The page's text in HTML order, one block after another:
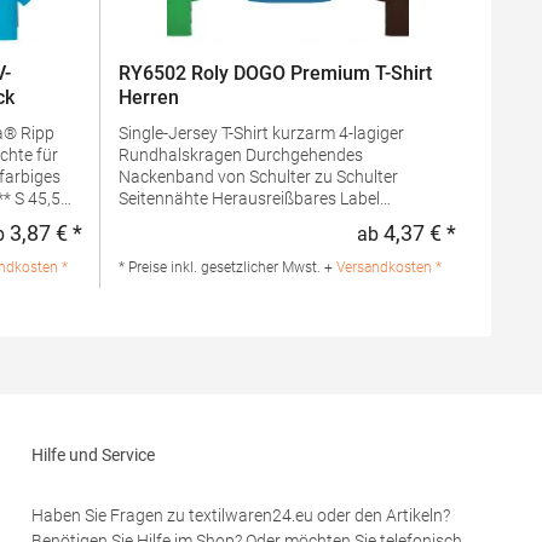
Ripp
für
50%
066-0
Regulärer Preis:
3,87 € *
*
RY6502 Roly DOGO Premium T-Shirt
Herren
Single-Jersey T-Shirt kurzarm 4-lagiger
Rundhalskragen Durchgehendes
Nackenband von Schulter zu Schulter
Seitennähte Herausreißbares Label
g/m²Materialzusammensetzung: 100%
Regulärer
ab 4,37 € *
* Preise inkl. gesetzlicher Mwst. + Versandkosten *
Hilfe und Service
Haben Sie Fragen zu textilwaren24.eu oder den Artikeln?